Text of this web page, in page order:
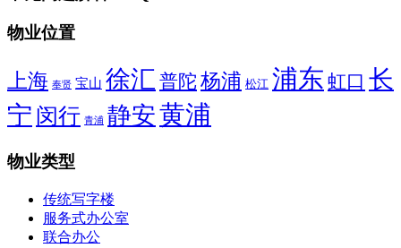
物业位置
上海 奉贤 宝山 徐汇 普陀杨浦 松江 浦东 虹口 长
宁 闵行 青浦 静安黄浦
物业类型
传统写字楼
服务式办公室
联合办公